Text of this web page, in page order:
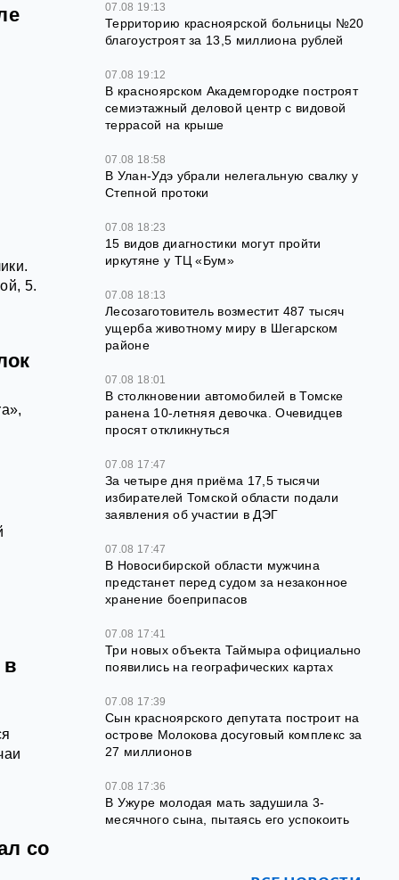
5.
в
со
07.08 19:13
Территорию красноярской больницы №20
благоустроят за 13,5 миллиона рублей
07.08 19:12
В красноярском Академгородке построят
семиэтажный деловой центр с видовой
террасой на крыше
07.08 18:58
В Улан-Удэ убрали нелегальную свалку у
Степной протоки
07.08 18:23
15 видов диагностики могут пройти
иркутяне у ТЦ «Бум»
07.08 18:13
Лесозаготовитель возместит 487 тысяч
ущерба животному миру в Шегарском
районе
07.08 18:01
В столкновении автомобилей в Томске
ранена 10-летняя девочка. Очевидцев
просят откликнуться
07.08 17:47
За четыре дня приёма 17,5 тысячи
избирателей Томской области подали
заявления об участии в ДЭГ
07.08 17:47
В Новосибирской области мужчина
предстанет перед судом за незаконное
хранение боеприпасов
07.08 17:41
Три новых объекта Таймыра официально
появились на географических картах
07.08 17:39
Сын красноярского депутата построит на
острове Молокова досуговый комплекс за
27 миллионов
07.08 17:36
В Ужуре молодая мать задушила 3-
месячного сына, пытаясь его успокоить